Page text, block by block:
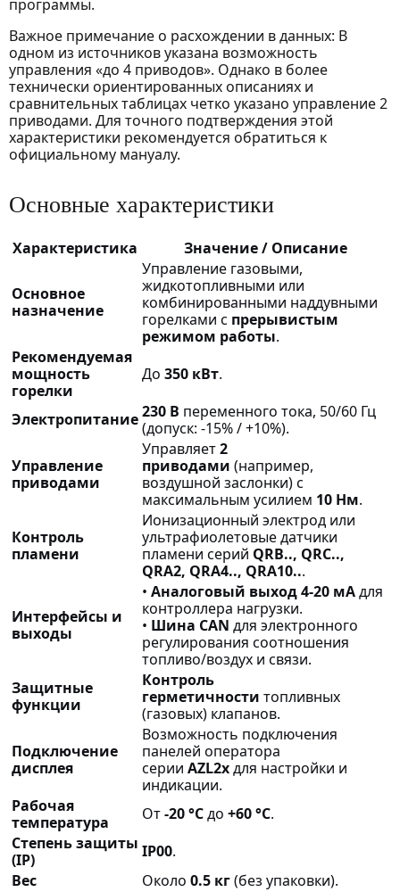
программы.
Важное примечание о расхождении в данных: В
одном из источников указана возможность
управления «до 4 приводов». Однако в более
технически ориентированных описаниях и
сравнительных таблицах четко указано управление 2
приводами. Для точного подтверждения этой
характеристики рекомендуется обратиться к
официальному мануалу.
Основные характеристики
Характеристика Значение / Описание
Основное
назначение
Управление газовыми,
жидкотопливными или
комбинированными наддувными
горелками с прерывистым
режимом работы.
Рекомендуемая
мощность
горелки
До 350 кВт.
Электропитание230 В переменного тока, 50/60 Гц
(допуск: -15% / +10%).
Управление
приводами
Управляет2
приводами (например,
воздушной заслонки) с
максимальным усилием 10 Нм.
Контроль
пламени
Ионизационный электрод или
ультрафиолетовые датчики
пламени серий QRB.., QRC..,
QRA2, QRA4.., QRA10...
Интерфейсы и
выходы
• Аналоговый выход 4-20 мАдля
контроллера нагрузки.
• Шина CAN для электронного
регулирования соотношения
топливо/воздух и связи.
Защитные
функции
Контроль
герметичности топливных
(газовых) клапанов.
Подключение
дисплея
Возможность подключения
панелей оператора
серии AZL2xдля настройки и
индикации.
Рабочая
температура
От-20 °Cдо +60 °C.
Степень защиты
(IP)
IP00.
Вес
Около 0.5 кг(без упаковки).